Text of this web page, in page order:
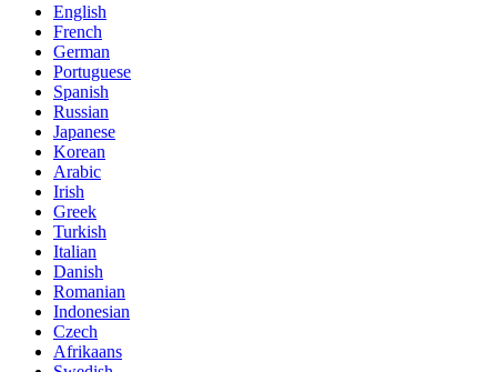
English
French
German
Portuguese
Spanish
Russian
Japanese
Korean
Arabic
Irish
Greek
Turkish
Italian
Danish
Romanian
Indonesian
Czech
Afrikaans